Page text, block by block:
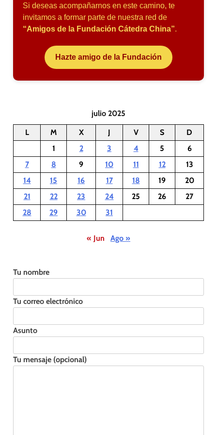
Si deseas acompañarnos en este camino, te
invitamos a formar parte de nuestra red de
“Amigos de la Fundación Cátedra China”.
Hazte amigo de la Fundación
julio 2025
L M X J V S
D
1
2 3 4 5
6
7
8 9 10 11 12
13
14
15 16 17 18 19
20
21
22 23 24 25 26
27
28
29 30 31
« Jun Ago »
Tu nombre
Tu correo electrónico
Asunto
Tu mensaje (opcional)